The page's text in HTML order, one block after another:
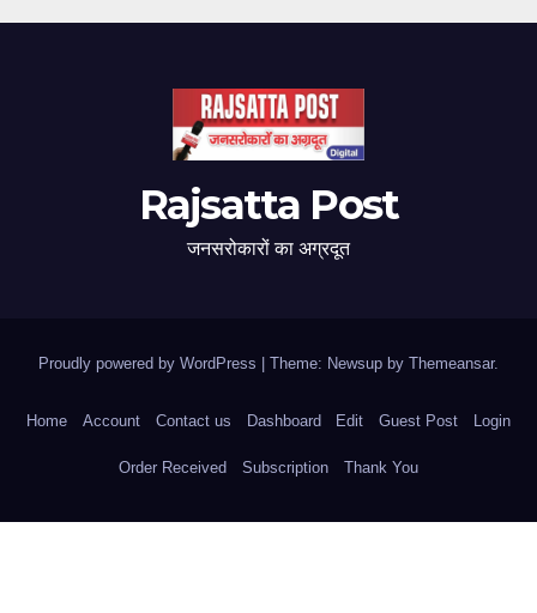
Rajsatta Post
जनसरोकारों का अग्रदूत
Proudly powered by WordPress Theme: Newsup by Themeansar.
Home Account Contact us Dashboard Edit Guest Post Login
Order Received Subscription Thank You